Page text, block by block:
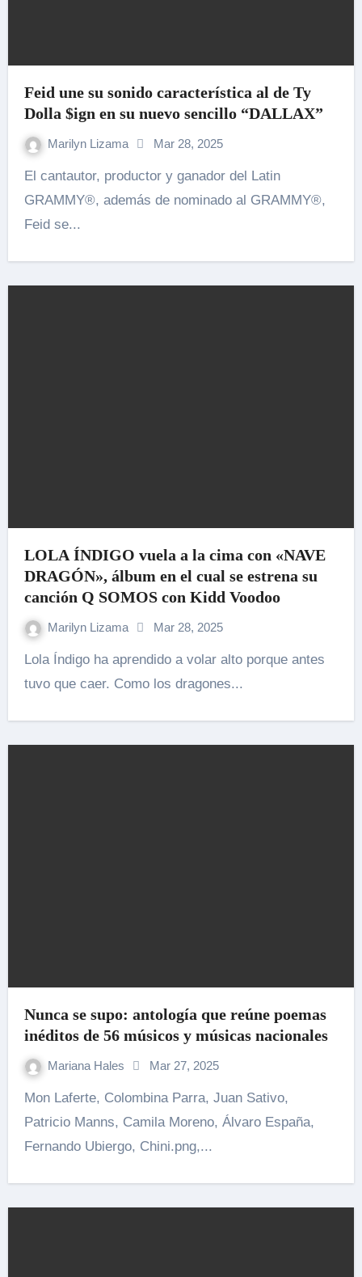
Feid une su sonido característica al de Ty
Dolla $ign en su nuevo sencillo “DALLAX”
Marilyn Lizama Mar 28, 2025
El cantautor, productor y ganador del Latin
GRAMMY®, además de nominado al GRAMMY®,
Feid se...
LOLA ÍNDIGO vuela a la cima con «NAVE
DRAGÓN», álbum en el cual se estrena su
canción Q SOMOS con Kidd Voodoo
Marilyn Lizama Mar 28, 2025
Lola Índigo ha aprendido a volar alto porque antes
tuvo que caer. Como los dragones...
Nunca se supo: antología que reúne poemas
inéditos de 56 músicos y músicas nacionales
Mariana Hales Mar 27, 2025
Mon Laferte, Colombina Parra, Juan Sativo,
Patricio Manns, Camila Moreno, Álvaro España,
Fernando Ubiergo, Chini.png,...